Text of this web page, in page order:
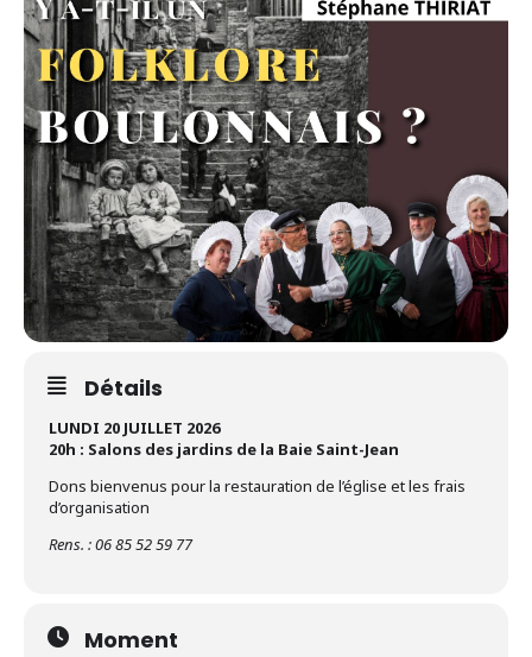
Détails
LUNDI 20 JUILLET 2026
20h : Salons des jardins de la Baie Saint-Jean
Dons bienvenus pour la restauration de l’église et les frais
d’organisation
Rens. : 06 85 52 59 77
Moment